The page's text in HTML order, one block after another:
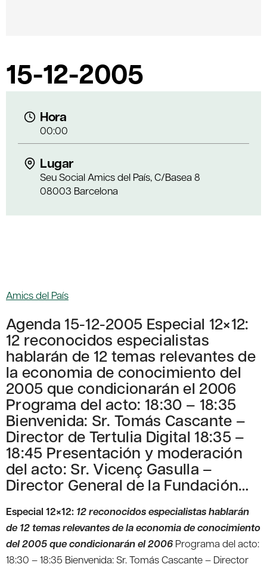
15-12-2005
Hora
00:00
Lugar
Seu Social Amics del País, C/Basea 8
08003 Barcelona
Amics del País
Agenda 15-12-2005 Especial 12×12:
12 reconocidos especialistas
hablarán de 12 temas relevantes de
la economia de conocimiento del
2005 que condicionarán el 2006
Programa del acto: 18:30 – 18:35
Bienvenida: Sr. Tomás Cascante –
Director de Tertulia Digital 18:35 –
18:45 Presentación y moderación
del acto: Sr. Vicenç Gasulla –
Director General de la Fundación…
Especial 12×12: 12 reconocidos especialistas hablarán
de 12 temas relevantes de la economia de conocimiento
del 2005 que condicionarán el 2006 Programa del acto:
18:30 – 18:35 Bienvenida: Sr. Tomás Cascante – Director